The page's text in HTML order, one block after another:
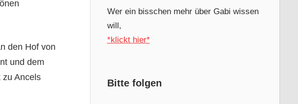
den Hof von
und dem
zu Ancels
Wer ein bisschen mehr über Gabi wissen
will,
*klickt hier*
Bitte folgen